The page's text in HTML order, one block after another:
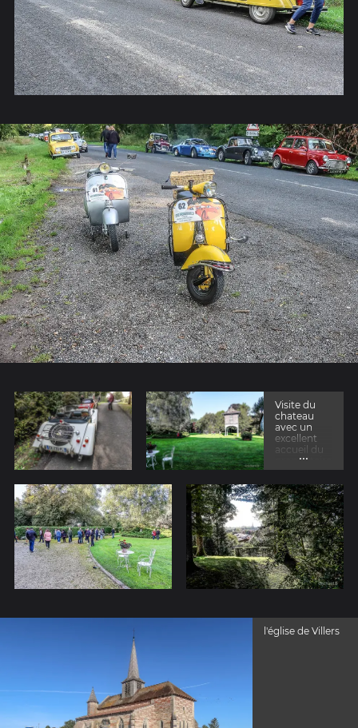
Visite du
chateau
avec un
excellent
accueil du
propriétaire
...
l'église de Villers